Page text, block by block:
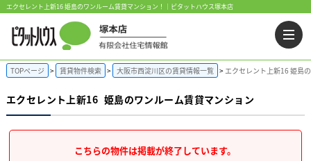
エクセレント上新16 姫島のワンルーム賃貸マンション！｜ピタットハウス塚本店
TOPページ 賃貸物件検索 大阪市西淀川区の賃貸情報一覧 エクセレント上新16 姫島
エクセレント上新16 姫島のワンルーム賃貸マンション
こちらの物件は掲載が終了しています。